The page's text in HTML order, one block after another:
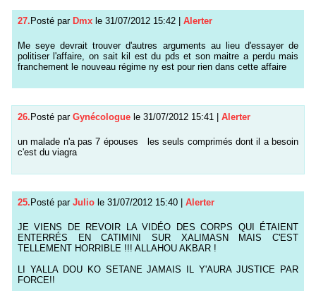
27. Posté par Dmx le 31/07/2012 15:42 Alerter
Me seye devrait trouver d'autres arguments au lieu d'essayer de
politiser l'affaire, on sait kil est du pds et son maitre a perdu mais
franchement le nouveau régime ny est pour rien dans cette affaire
26. Posté par Gynécologue le 31/07/2012 15:41 Alerter
un malade n'a pas 7 épouses les seuls comprimés dont il a besoin
c'est du viagra
25.Posté par Julio le 31/07/2012 15:40 | Alerter
JE VIENS DE REVOIR LA VIDÉO DES CORPS QUI ÉTAIENT
ENTERRÉS EN CATIMINI SUR XALIMASN MAIS C'EST
TELLEMENT HORRIBLE !!! ALLAHOU AKBAR !
LI YALLA DOU KO SETANE JAMAIS IL Y'AURA JUSTICE PAR
FORCE!!